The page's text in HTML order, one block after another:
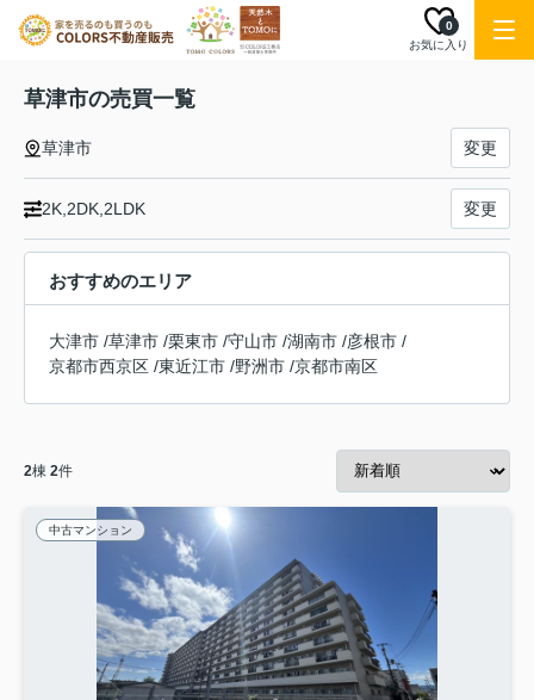
お気に入り
0
草津市の売買一覧
草津市 変更
2K,2DK,2LDK 変更
おすすめのエリア
大津市 /草津市 /栗東市 /守山市 /湖南市 /彦根市 /
京都市西京区 /東近江市 /野洲市 /京都市南区
2棟 2件
中古マンション